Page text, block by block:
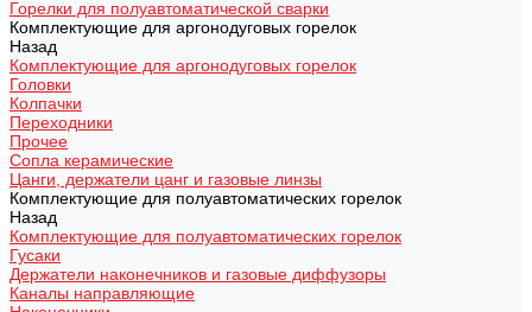
Горелки для полуавтоматической сварки
Комплектующие для аргонодуговых горелок
Назад
Комплектующие для аргонодуговых горелок
Головки
Колпачки
Переходники
Прочее
Сопла керамические
Цанги, держатели цанг и газовые линзы
Комплектующие для полуавтоматических горелок
Назад
Комплектующие для полуавтоматических горелок
Гусаки
Держатели наконечников и газовые диффузоры
Каналы направляющие